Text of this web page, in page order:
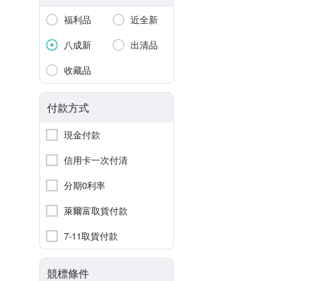
福利品
近全新
八成新
出清品
收藏品
付款方式
現金付款
信用卡一次付清
分期0利率
萊爾富取貨付款
7-11取貨付款
競標條件